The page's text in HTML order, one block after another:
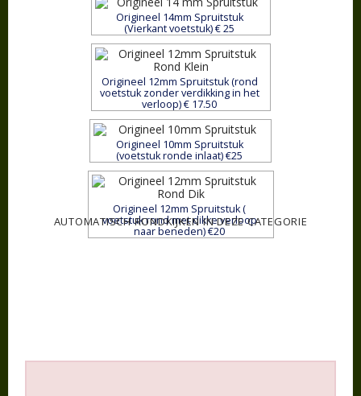
Origineel 14mm Spruitstuk
(Vierkant voetstuk) € 25
Origineel 12mm Spruitstuk (rond
voetstuk zonder verdikking in het
verloop) € 17.50
Origineel 10mm Spruitstuk
(voetstuk ronde inlaat) €25
Origineel 12mm Spruitstuk (
voetstuk rond met dikke verloop
naar beneden) €20
AUTOMATISCH RONDKIJKEN IN DEZE CATEGORIE